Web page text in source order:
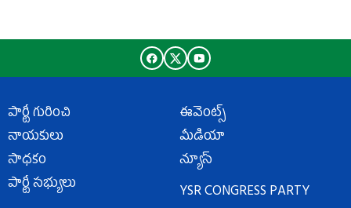
పార్టీ గురించి
నాయకులు
సాధకం
పార్టీ సభ్యులు
ఈవెంట్స్
మీడియా
న్యూస్
YSR CONGRESS PARTY